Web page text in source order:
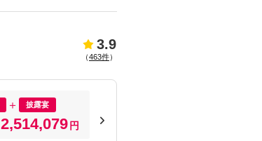
3.9
（463件）
披露宴
2,514,079 円